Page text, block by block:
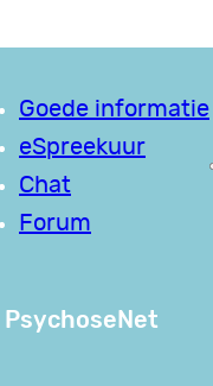
Goede informatie
eSpreekuur
Chat
Forum